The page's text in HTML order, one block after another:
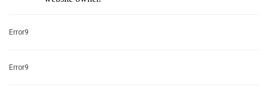
Error9
Error9